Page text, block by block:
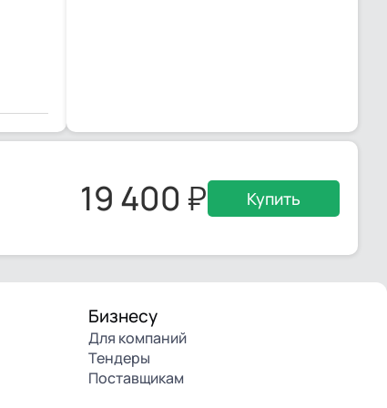
19 400 Купить
Бизнесу
Для компаний
Тендеры
Поставщикам